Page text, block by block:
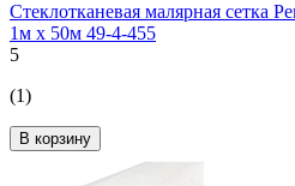
Стеклотканевая малярная сетка
1м х 50м 49-4-455
5
(1)
В корзину